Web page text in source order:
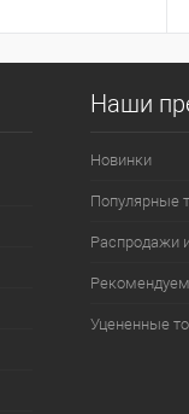
Наши
Новинки
Популярные
Распродажи
Уцененные